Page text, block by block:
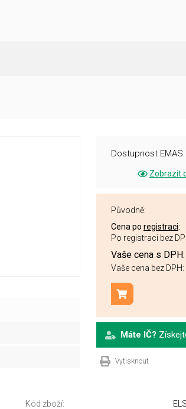
Dostupnost EMAS:
Zobrazit
Původně:
Cena po registraci:
Po registraci bez
Vaše cena s DPH:
Vaše cena bez DPH:
Přidat do košíku
Máte IČ?
Vytisknout
Kód zboží: